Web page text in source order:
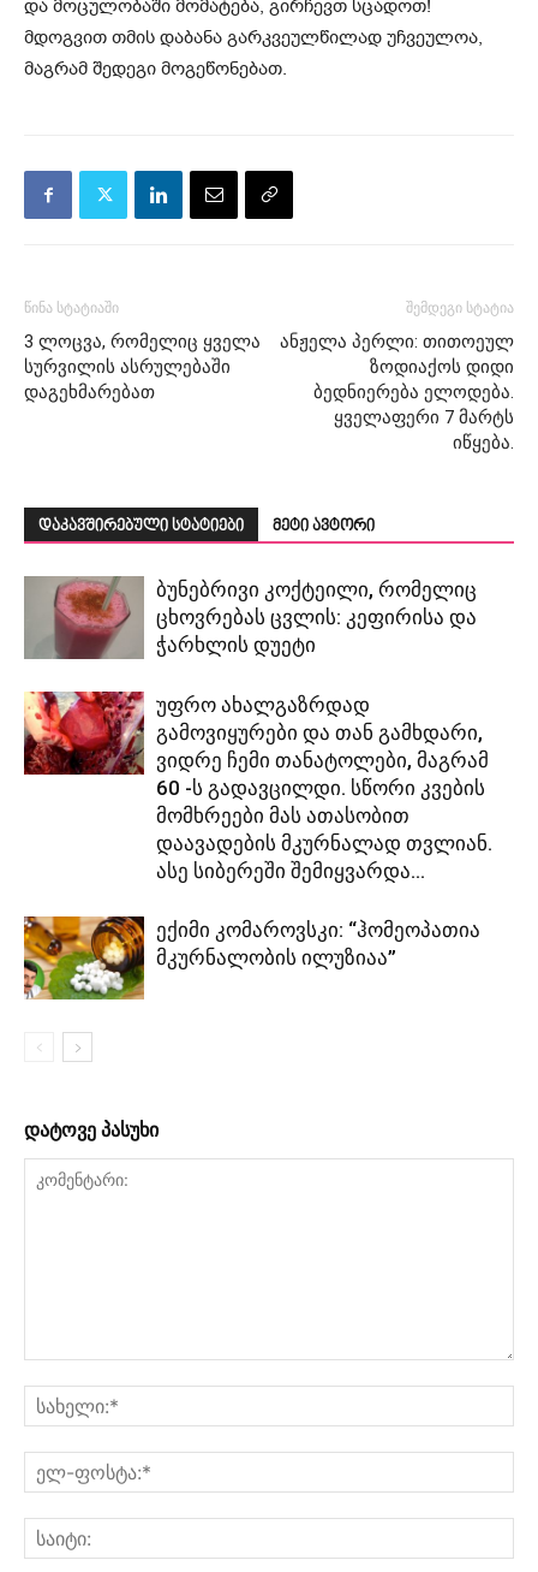
და მოცულობაში მომატება, გირჩევთ სცადოთ!
მდოგვით თმის დაბანა გარკვეულწილად უჩვეულოა,
მაგრამ შედეგი მოგეწონებათ.
წინა სტატიაში
3 ლოცვა, რომელიც ყველა
სურვილის ასრულებაში
დაგეხმარებათ
შემდეგი სტატია
ანჟელა პერლი: თითოეულ
ზოდიაქოს დიდი
ბედნიერება ელოდება.
ყველაფერი 7 მარტს
იწყება.
დაკავშირებული სტატიები მეტი ავტორი
ბუნებრივი კოქტეილი, რომელიც
ცხოვრებას ცვლის: კეფირისა და
ჭარხლის დუეტი
უფრო ახალგაზრდად
გამოვიყურები და თან გამხდარი,
ვიდრე ჩემი თანატოლები, მაგრამ
60 -ს გადავცილდი. სწორი კვების
მომხრეები მას ათასობით
დაავადების მკურნალად თვლიან.
ასე სიბერეში შემიყვარდა...
ექიმი კომაროვსკი: “ჰომეოპათია
მკურნალობის ილუზიაა”
დატოვე პასუხი